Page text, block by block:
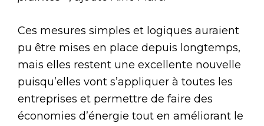
Ces mesures simples et logiques auraient
pu être mises en place depuis longtemps,
mais elles restent une excellente nouvelle
puisqu’elles vont s’appliquer à toutes les
entreprises et permettre de faire des
économies d’énergie tout en améliorant le